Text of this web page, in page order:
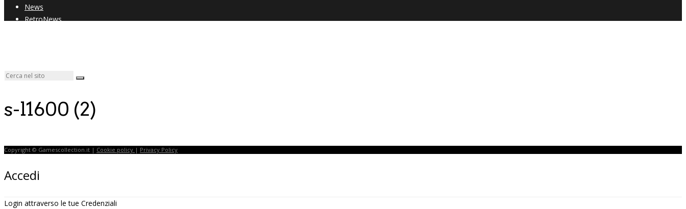
News
RetroNews
s-l1600 (2)
Copyright © Gamescollection.it | Cookie policy | Privacy Policy
Accedi
Login attraverso le tue Credenziali